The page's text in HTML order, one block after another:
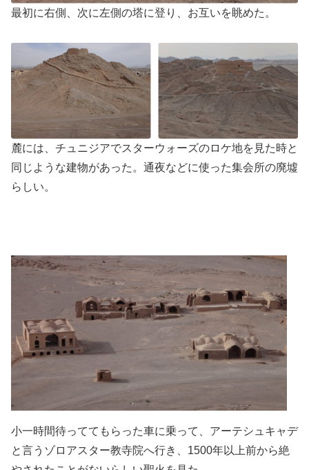
最初に右側、次に左側の塔に登り、お互いを眺めた。
麓には、チュニジアでスターウォーズのロケ地を見た時と
同じような建物があった。通夜などに使った集会所の廃墟
らしい。
小一時間待っててもらった車に乗って、アーテシュキャデ
と言うゾロアスター教寺院へ行き、1500年以上前から絶